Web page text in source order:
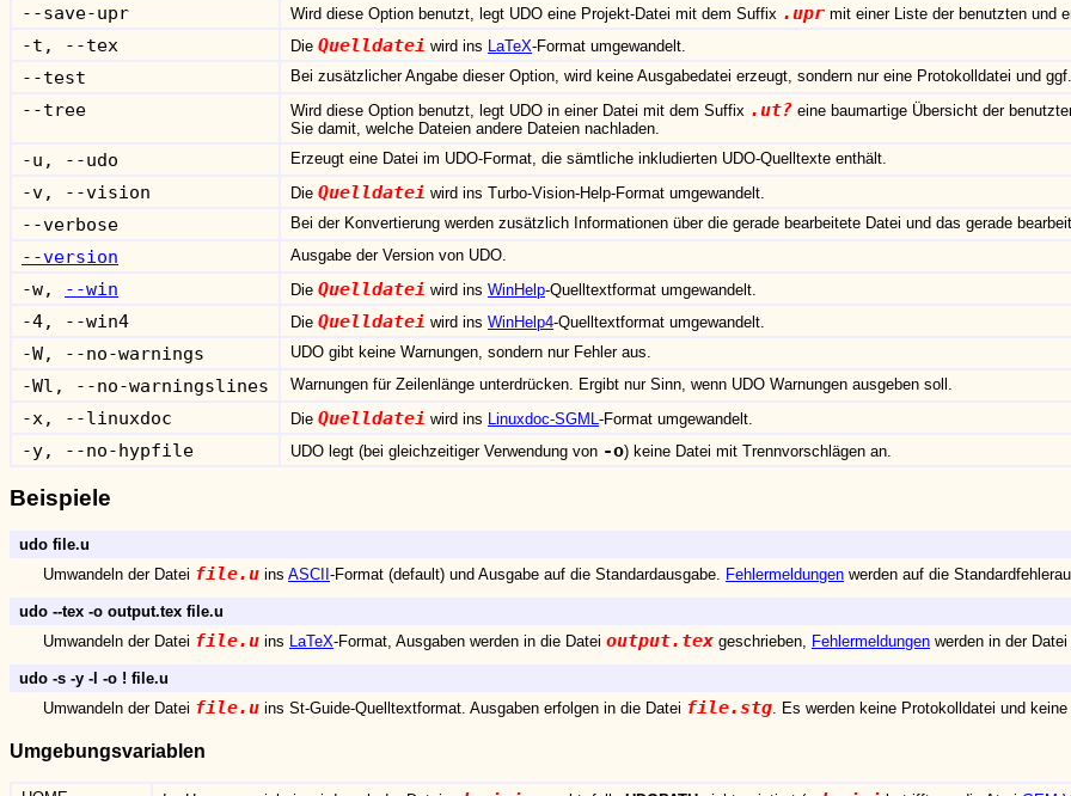
--save-upr Wird diese Option benutzt, legt UDO eine Projekt-Datei mit dem Suffix .upr mit einer Liste der benutzten und
-t, --tex Die Quelldatei wird ins LaTeX-Format umgewandelt.
--test Bei zusätzlicher Angabe dieser Option, wird keine Ausgabedatei erzeugt, sondern nur eine Protokolldatei und
--tree Wird diese Option benutzt, legt UDO in einer Datei mit dem Suffix .ut? eine baumartige Übersicht der
Sie damit, welche Dateien andere Dateien nachladen.
-u, --udo Erzeugt eine Datei im UDO-Format, die sämtliche inkludierten UDO-Quelltexte enthält.
-v, --vision Die Quelldatei wird ins Turbo-Vision-Help-Format umgewandelt.
--verbose Bei der Konvertierung werden zusätzlich Informationen über die gerade bearbeitete Datei und das gerade
--version Ausgabe der Version von UDO.
-w, --win Die Quelldatei wird ins WinHelp-Quelltextformat umgewandelt.
-4, --win4 Die Quelldatei wird ins WinHelp4-Quelltextformat umgewandelt.
-W, --no-warnings UDO gibt keine Warnungen, sondern nur Fehler aus.
-Wl, --no-warningslines Warnungen für Zeilenlänge unterdrücken. Ergibt nur Sinn, wenn UDO Warnungen ausgeben soll.
-x, --linuxdoc Die Quelldatei wird ins Linuxdoc-SGML -Format umgewandelt.
-y, --no-hypfile UDO legt (bei gleichzeitiger Verwendung von -o) keine Datei mit Trennvorschlägen an.
Beispiele
udo file.u
Umwandeln der Datei file.u ins ASCII -Format (default) und Ausgabe auf die Standardausgabe. Fehlermeldungen werden auf die
udo --tex -o output.tex file.u
Umwandeln der Datei file.u ins LaTeX-Format, Ausgaben werden in die Datei output.tex geschrieben, Fehlermeldungen werden in der Datei
udo -s -y -l -o ! file.u
Umwandeln der Datei file.u ins St-Guide-Quelltextformat. Ausgaben erfolgen in die Datei file.stg . Es werden keine Protokolldatei und
Umgebungsvariablen